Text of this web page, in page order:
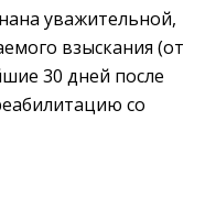
уважительной,
взыскания (от
30 дней после
со